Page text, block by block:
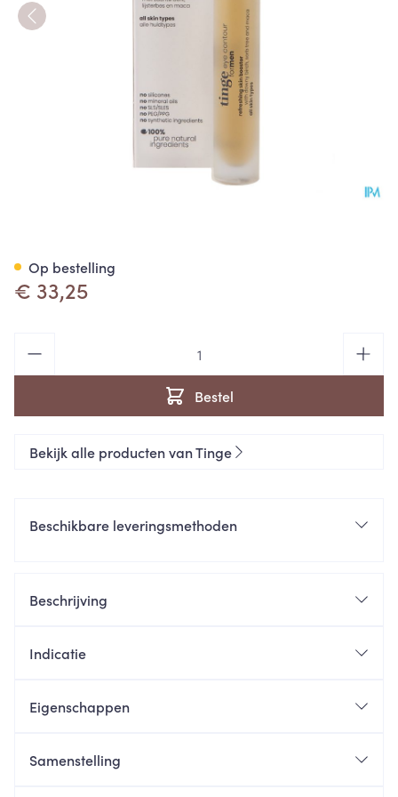
€ 33,25
Bestel
Op bestelling
Bekijk alle producten van Tinge
Beschikbare leveringsmethoden
Beschrijving
Indicatie
Eigenschappen
Samenstelling